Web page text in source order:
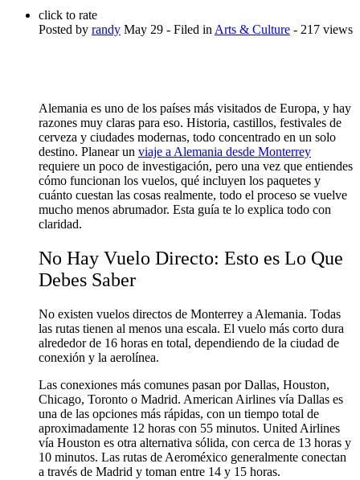
click to rate
Posted by randy May 29 - Filed inArts & Culture - 217 views
Alemania es uno de los países más visitados de Europa, y hay
razones muy claras para eso. Historia, castillos, festivales de
cerveza y ciudades modernas, todo concentrado en un solo
destino. Planear un viaje a Alemania desde Monterrey
requiere un poco de investigación, pero una vez que entiendes
cómo funcionan los vuelos, qué incluyen los paquetes y
cuánto cuestan las cosas realmente, todo el proceso se vuelve
mucho menos abrumador. Esta guía te lo explica todo con
claridad.
No Hay Vuelo Directo: Esto es Lo Que
Debes Saber
No existen vuelos directos de Monterrey a Alemania. Todas
las rutas tienen al menos una escala. El vuelo más corto dura
alrededor de 16 horas en total, dependiendo de la ciudad de
conexión y la aerolínea.
Las conexiones más comunes pasan por Dallas, Houston,
Chicago, Toronto o Madrid. American Airlines vía Dallas es
una de las opciones más rápidas, con un tiempo total de
aproximadamente 12 horas con 55 minutos. United Airlines
vía Houston es otra alternativa sólida, con cerca de 13 horas y
10 minutos. Las rutas de Aeroméxico generalmente conectan
a través de Madrid y toman entre 14 y 15 horas.